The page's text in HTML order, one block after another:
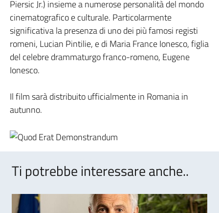
Piersic Jr.) insieme a numerose personalità del mondo
cinematografico e culturale. Particolarmente
significativa la presenza di uno dei più famosi registi
romeni, Lucian Pintilie, e di Maria France Ionesco, figlia
del celebre drammaturgo franco-romeno, Eugene
Ionesco.
Il film sarà distribuito ufficialmente in Romania in
autunno.
Ti potrebbe interessare anche..